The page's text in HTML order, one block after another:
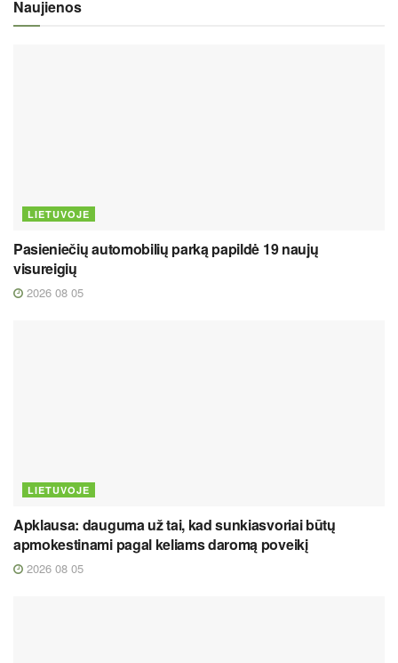
Naujienos
LIETUVOJE
Pasieniečių automobilių parką papildė 19 naujų
visureigių
2026 08 05
LIETUVOJE
Apklausa: dauguma už tai, kad sunkiasvoriai būtų
apmokestinami pagal keliams daromą poveikį
2026 08 05